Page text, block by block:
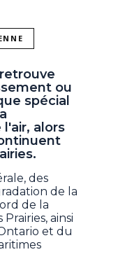
ou
spécial
alors
des
de la
de la
ainsi
et du